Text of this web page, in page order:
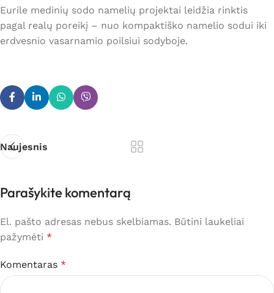
Eurile medinių sodo namelių projektai leidžia rinktis
pagal realų poreikį – nuo kompaktiško namelio sodui iki
erdvesnio vasarnamio poilsiui sodyboje.
Naujesnis
Parašykite komentarą
El. pašto adresas nebus skelbiamas. Būtini laukeliai
pažymėti *
Komentaras *